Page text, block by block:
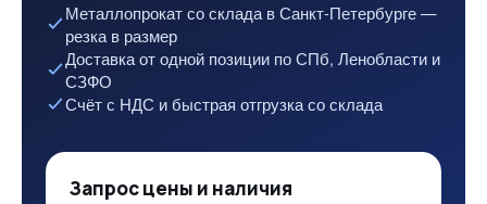
Металлопрокат со склада в Санкт-Петербурге —
резка в размер
Доставка от одной позиции по СПб, Ленобласти и
СЗФО
Счёт с НДС и быстрая отгрузка со склада
Запрос цены и наличия